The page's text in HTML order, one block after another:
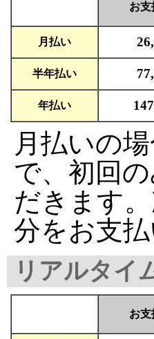
お支
月払い
半年払い
年払い
月払いの
で、初回
だきます
分をお支払
リアルタイ
お支